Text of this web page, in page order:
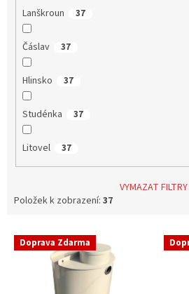
Lanškroun 37
Čáslav 37
Hlinsko 37
Studénka 37
Litovel 37
VYMAZAT FILTRY
Položek k zobrazení: 37
V Doprava Zdarma